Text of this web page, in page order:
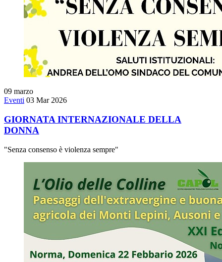
09 marzo
Eventi 03 Mar 2026
GIORNATA INTERNAZIONALE DELLA
DONNA
"Senza consenso è violenza sempre"